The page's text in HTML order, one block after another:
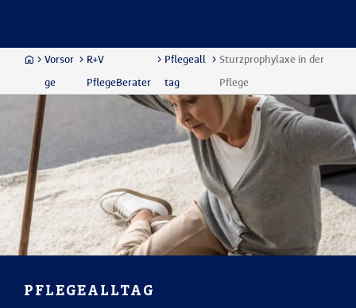
Vorsor
ge
R+V
PflegeBerater
Pflegeall
tag
Sturzprophylaxe in der
Pflege
PFLEGEALLTAG